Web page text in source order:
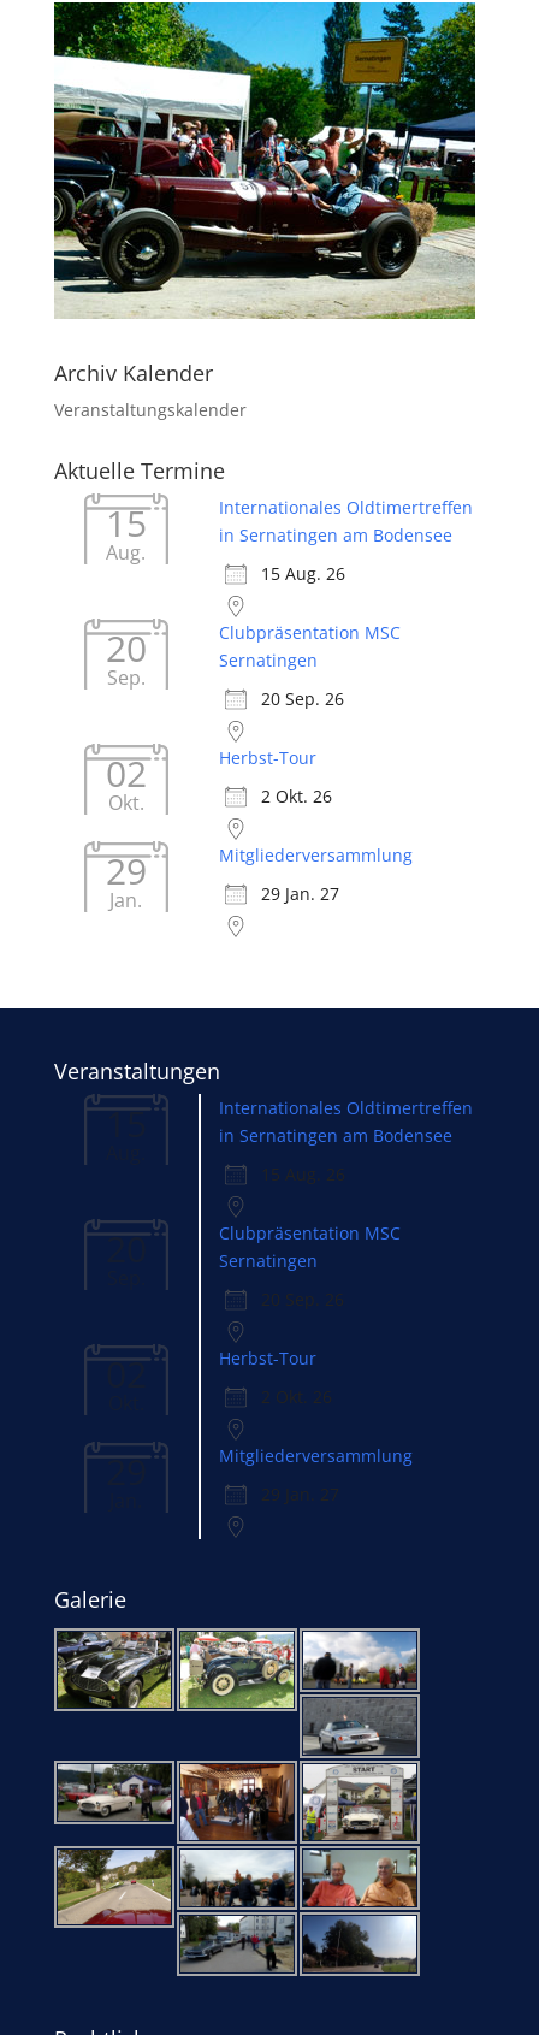
Archiv Kalender
Veranstaltungskalender
Aktuelle Termine
15
Aug.
Internationales Oldtimertreffen
in Sernatingen am Bodensee
15 Aug. 26
20
Sep.
Clubpräsentation MSC
Sernatingen
20 Sep. 26
02
Okt.
Herbst-Tour
2 Okt. 26
29
Jan.
Mitgliederversammlung
29 Jan. 27
Veranstaltungen
15
Internationales Oldtimertreffen
in Sernatingen am Bodensee
15 Aug. 26
20
Clubpräsentation MSC
Sernatingen
20 Sep. 26
02
Herbst-Tour
2 Okt. 26
29
Mitgliederversammlung
29 Jan. 27
Galerie